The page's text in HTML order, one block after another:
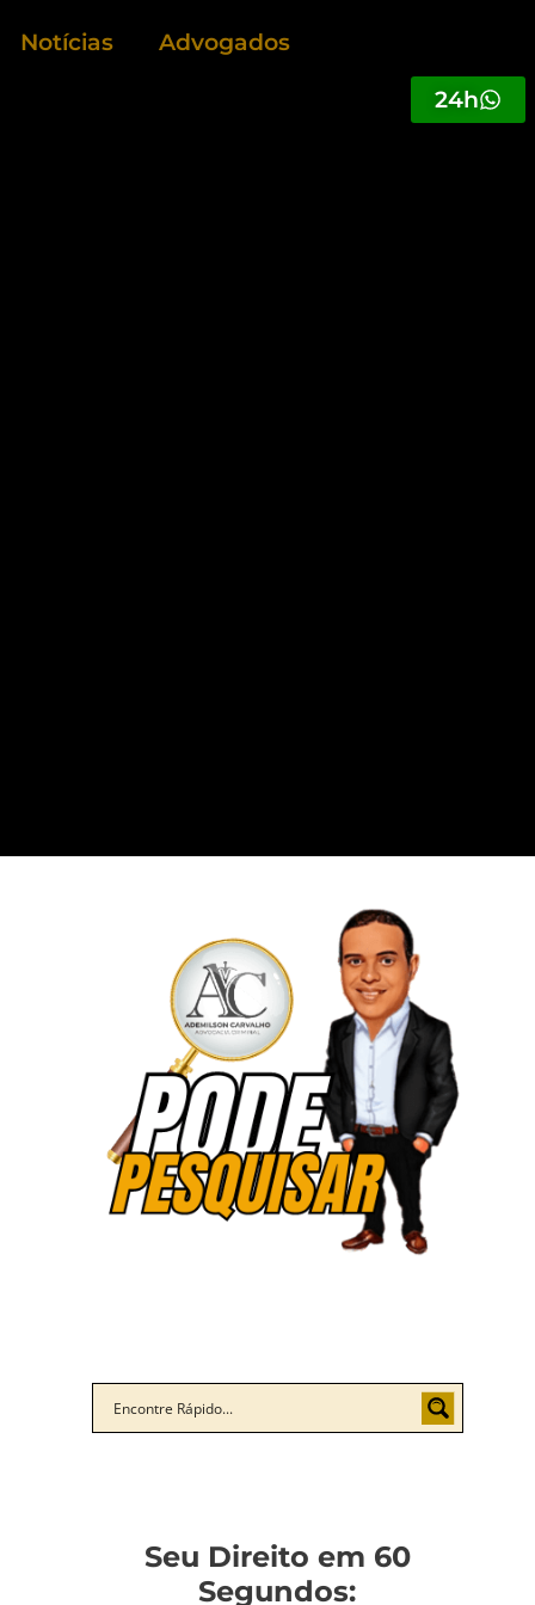
Notícias Advogados
24h
Seu Direito em 60
Segundos: